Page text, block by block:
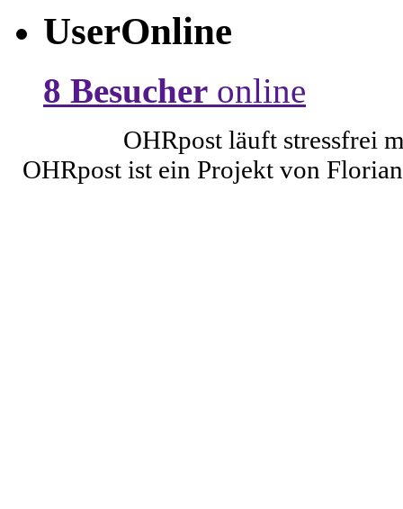
UserOnline
8 Besucher online
OHRpost läuft stressfrei
OHRpost ist ein Projekt von